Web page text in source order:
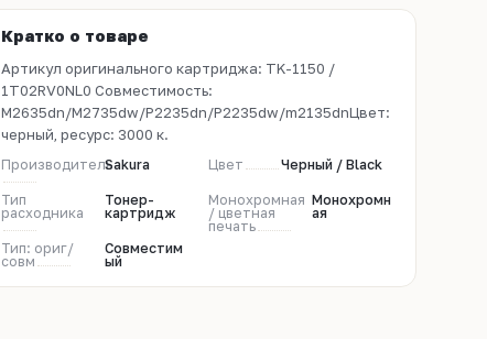
Кратко о товаре
Артикул оригинального картриджа: TK-1150 /
1T02RV0NL0 Совместимость:
M2635dn/M2735dw/P2235dn/P2235dw/m2135dnЦвет:
черный, ресурс: 3000 к.
ПроизводительSakura Цвет Черный / Black
Тип
расходника
Тонер-
картридж
Монохромная
/ цветная
печать
Монохромн
ая
Тип: ориг/
совм
Совместим
ый